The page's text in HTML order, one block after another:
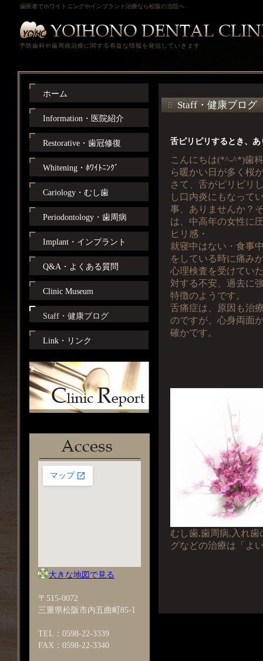
歯医者でホワイトニングやインプラント治療なら松阪の当院へ
予防歯科や歯周病治療に関する有益な情報を発信していきます
Staff・健康ブログ
舌ピリピリするとき、
こんにちは(*^-^*)歯
ら暖かい日が多く桜
さて、舌がピリピリ
し口内炎にもなって
事、ありませんか？
は、中高年の女性に
ヒリ感・
就寝中はない・食事
をしている時に痛み
心理検査を受けてい
対する不安、過去に
特徴のようです。
舌痛症は、原因も治
のですが、心身両面
確かです。
むし歯,歯周病,入れ
グなどの治療は「よ
ホーム
Information・医院紹介
Restorative・歯冠修復
Whitening・ﾎﾜｲﾄﾆﾝｸﾞ
Cariology・むし歯
Periodontology・歯周病
Implant・インプラント
Q&A・よくある質問
Clinic Museum
Staff・健康ブログ
Link・リンク
大きな地図で見る
〒515-0072
三重県松阪市内五曲町85-1
TEL：0598-22-3339
FAX：0598-22-3340